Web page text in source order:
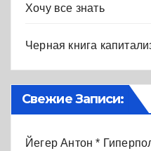
Хочу все знать
Черная книга
Свежие Записи:
Йегер Антон *